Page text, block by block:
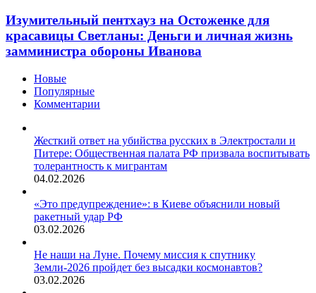
Изумительный пентхауз на Остоженке для
красавицы Светланы: Деньги и личная жизнь
замминистра обороны Иванова
Новые
Популярные
Комментарии
Жесткий ответ на убийства русских в Электростали и
Питере: Общественная палата РФ призвала воспитывать
толерантность к мигрантам
04.02.2026
«Это предупреждение»: в Киеве объяснили новый
ракетный удар РФ
03.02.2026
Не наши на Луне. Почему миссия к спутнику
Земли-2026 пройдет без высадки космонавтов?
03.02.2026